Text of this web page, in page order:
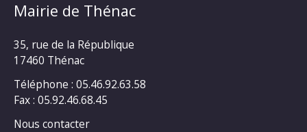
Mairie de Thénac
35, rue de la République
17460 Thénac
Téléphone : 05.46.92.63.58
Fax : 05.92.46.68.45
Nous contacter